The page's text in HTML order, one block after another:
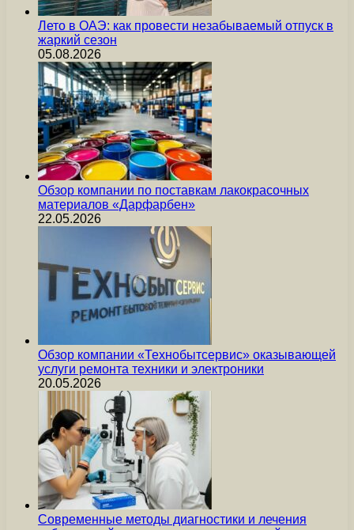
Лето в ОАЭ: как провести незабываемый отпуск в
жаркий сезон
05.08.2026
Обзор компании по поставкам лакокрасочных
материалов «Дарфарбен»
22.05.2026
Обзор компании «Технобытсервис» оказывающей
услуги ремонта техники и электроники
20.05.2026
Современные методы диагностики и лечения